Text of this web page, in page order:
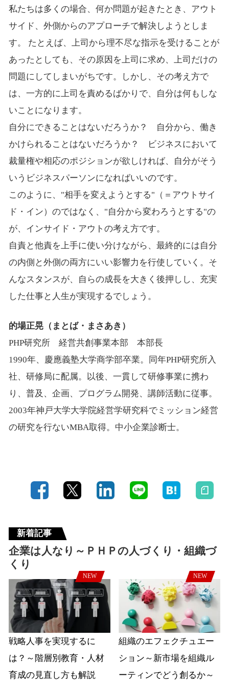
私たちは多くの場合、何か問題が起きたとき、アウト
サイド、外側からのアプローチで解決しようとしま
す。 たとえば、上司から理不尽な指示を受けることが
あったとしても、その原因を上司に求め、上司だけの
問題にしてしまいがちです。しかし、その考え方で
は、一方的に上司を責めるばかりで、自分は何もしな
いことになります。
自分にできることはないだろうか？ 自分から、働き
かけられることはないだろうか？ ビジネスにおいて
裁量権や相応のポジションが欲しければ、自分がそう
いうビジネスパーソンになればいいのです。
このように、"相手を変えようとする"（＝アウトサイ
ド・イン）のではなく、"自分から変わろうとする"の
が、インサイド・アウトの考え方です。
自責と他責を上手に使い分けながら、最終的には自分
の内側と外側の両方にいい影響力を行使していく。そ
んなスタンスが、自らの成長を大きく後押しし、充実
した仕事と人生が実現するでしょう。
的場正晃（まとば・まさあき）
PHP研究所 経営共創事業本部 本部長
1990年、慶應義塾大学商学部卒業。同年PHP研究所入
社、研修局に配属。以後、一貫して研修事業に携わ
り、普及、企画、プログラム開発、講師活動に従事。
2003年神戸大学大学院経営学研究科でミッション経営
の研究を行ないMBA取得。中小企業診断士。
新着記事
企業は人なり～ＰＨＰの人づくり・組織づ
くり
NEW
戦略人事を実現するに
は？～階層別教育・人材
育成の見直し方も解説
NEW
組織のエフェクチュエー
ション～新市場を組織ル
ーティンでどう創るか～